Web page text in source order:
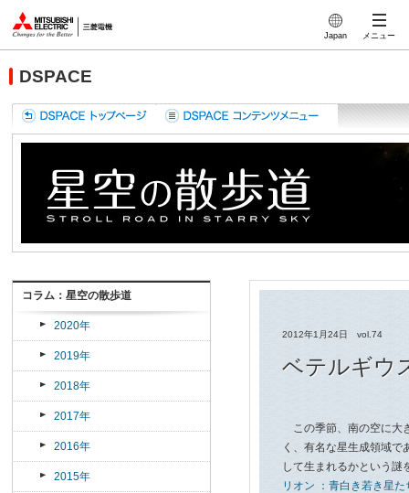
Japan メニュー
DSPACE
コラム：星空の散歩道
2020年
2019年
2018年
2017年
2016年
2015年
2012年1月24日 vol.74
ベテルギウ
この季節、南の空に大
く、有名な星生成領域
して生まれるかという謎
リオン ：青白き若き星た